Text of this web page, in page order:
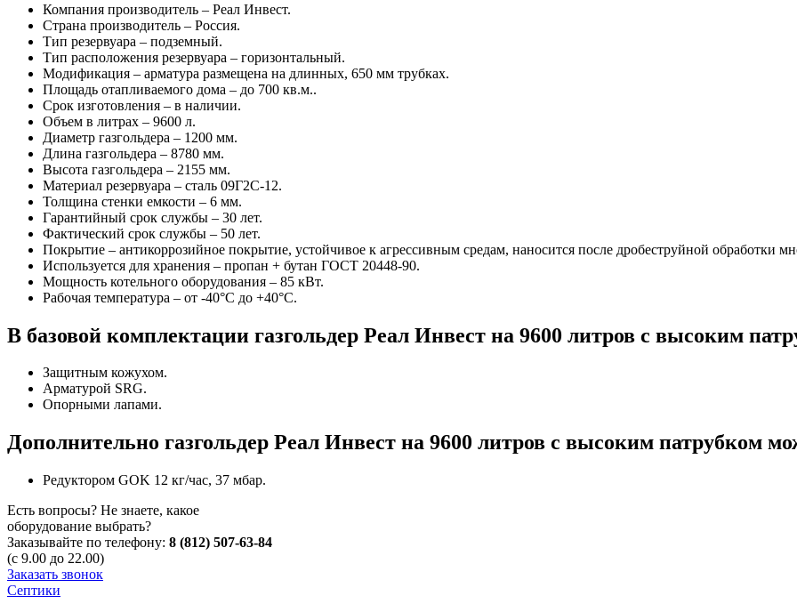
Компания производитель – Реал Инвест.
Страна производитель – Россия.
Тип резервуара – подземный.
Тип расположения резервуара – горизонтальный.
Модификация – арматура размещена на длинных, 650 мм трубках.
Площадь отапливаемого дома – до 700 кв.м..
Срок изготовления – в наличии.
Объем в литрах – 9600 л.
Диаметр газгольдера – 1200 мм.
Длина газгольдера – 8780 мм.
Высота газгольдера – 2155 мм.
Материал резервуара – сталь 09Г2С-12.
Толщина стенки емкости – 6 мм.
Гарантийный срок службы – 30 лет.
Фактический срок службы – 50 лет.
Покрытие – антикоррозийное покрытие, устойчивое к агрессивным средам, наносится после дробеструйной
Используется для хранения – пропан + бутан ГОСТ 20448-90.
Мощность котельного оборудования – 85 кВт.
Рабочая температура – от -40°C до +40°C.
В базовой комплектации газгольдер Реал Инвест на 9600 литров с высоким
Защитным кожухом.
Арматурой SRG.
Опорными лапами.
Дополнительно газгольдер Реал Инвест на 9600 литров с высоким патрубком
Редуктором GOK 12 кг/час, 37 мбар.
Есть вопросы? Не знаете, какое
оборудование выбрать?
Заказывайте по телефону: 8 (812) 507-63-84
(с 9.00 до 22.00)
Заказать звонок
Септики